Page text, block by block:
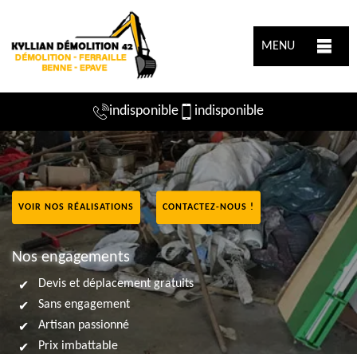
MENU
indisponible indisponible
VOIR NOS RÉALISATIONS CONTACTEZ-NOUS !
Nos engagements
Devis et déplacement gratuits
Sans engagement
Artisan passionné
Prix imbattable